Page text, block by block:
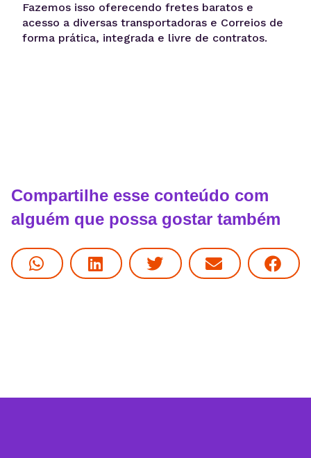
Fazemos isso oferecendo fretes baratos e
acesso a diversas transportadoras e Correios de
forma prática, integrada e livre de contratos.
Compartilhe esse conteúdo com
alguém que possa gostar também